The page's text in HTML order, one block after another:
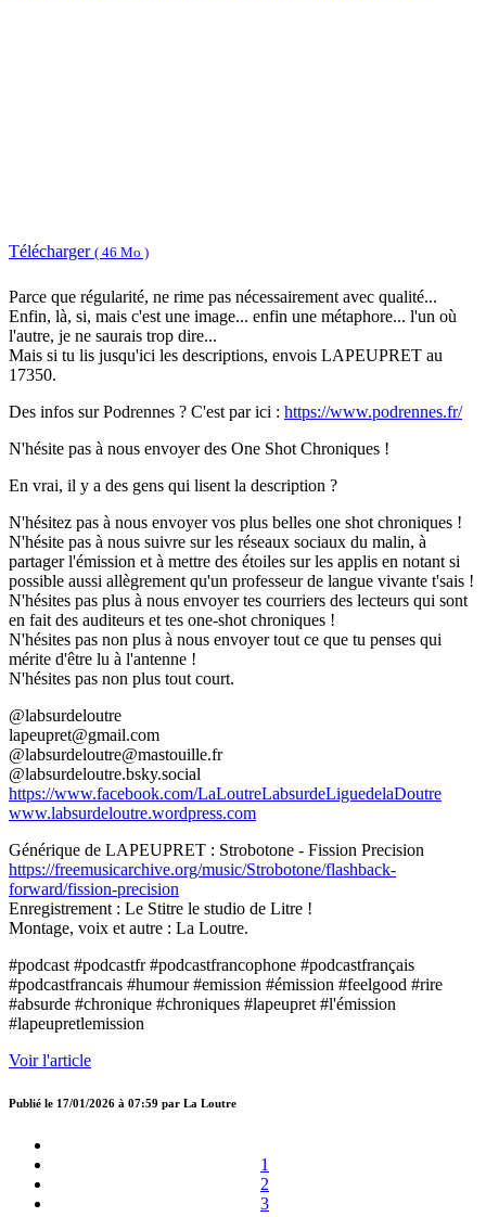
Télécharger ( 46 Mo )
Parce que régularité, ne rime pas nécessairement avec qualité...
Enfin, là, si, mais c'est une image... enfin une métaphore... l'un où
l'autre, je ne saurais trop dire...
Mais si tu lis jusqu'ici les descriptions, envois LAPEUPRET au
17350.
Des infos sur Podrennes ? C'est par ici : https://www.podrennes.fr/
N'hésite pas à nous envoyer des One Shot Chroniques !
En vrai, il y a des gens qui lisent la description ?
N'hésitez pas à nous envoyer vos plus belles one shot chroniques !
N'hésite pas à nous suivre sur les réseaux sociaux du malin, à
partager l'émission et à mettre des étoiles sur les applis en notant si
possible aussi allègrement qu'un professeur de langue vivante t'sais !
N'hésites pas plus à nous envoyer tes courriers des lecteurs qui sont
en fait des auditeurs et tes one-shot chroniques !
N'hésites pas non plus à nous envoyer tout ce que tu penses qui
mérite d'être lu à l'antenne !
N'hésites pas non plus tout court.
@labsurdeloutre
lapeupret@gmail.com
@labsurdeloutre@mastouille.fr
@labsurdeloutre.bsky.social
https://www.facebook.com/LaLoutreLabsurdeLiguedelaDoutre
www.labsurdeloutre.wordpress.com
Générique de LAPEUPRET : Strobotone - Fission Precision
https://freemusicarchive.org/music/Strobotone/flashback-
forward/fission-precision
Enregistrement : Le Stitre le studio de Litre !
Montage, voix et autre : La Loutre.
#podcast #podcastfr #podcastfrancophone #podcastfrançais
#podcastfrancais #humour #emission #émission #feelgood #rire
#absurde #chronique #chroniques #lapeupret #l'émission
#lapeupretlemission
Voir l'article
Publié le 17/01/2026 à 07:59 par La Loutre
1
2
3